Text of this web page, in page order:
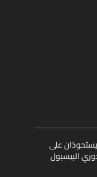
يستحوذان على
البيسبول